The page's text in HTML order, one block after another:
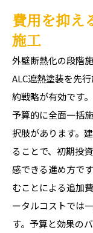
費用を抑え
施工
外壁断熱化の段階
ALC遮熱塗装を先
約戦略が有効です。
予算的に全面一括
択肢があります。
ることで、初期投
感できる進め方で
むことによる追加
ータルコストでは
す。予算と効果の